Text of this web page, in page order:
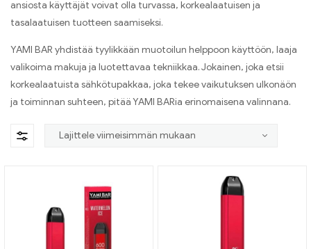
ansiosta käyttäjät voivat olla turvassa, korkealaatuisen ja
tasalaatuisen tuotteen saamiseksi.
YAMI BAR yhdistää tyylikkään muotoilun helppoon käyttöön, laaja
valikoima makuja ja luotettavaa tekniikkaa.Jokainen, joka etsii
korkealaatuista sähkötupakkaa, joka tekee vaikutuksen ulkonäön
ja toiminnan suhteen, pitää YAMI BARia erinomaisena valinnana.